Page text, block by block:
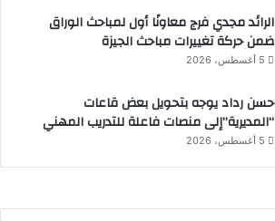
الرائد مجدي فرج معاونًا أول لمباحث الوراق
ضمن حركة تغييرات مباحث الجيزة
5 أغسطس، 2026
حسن رداد يوجه بتحويل بعض قاعات
“المديرية”إلى منصات فاعلة للتدريب المهني
5 أغسطس، 2026